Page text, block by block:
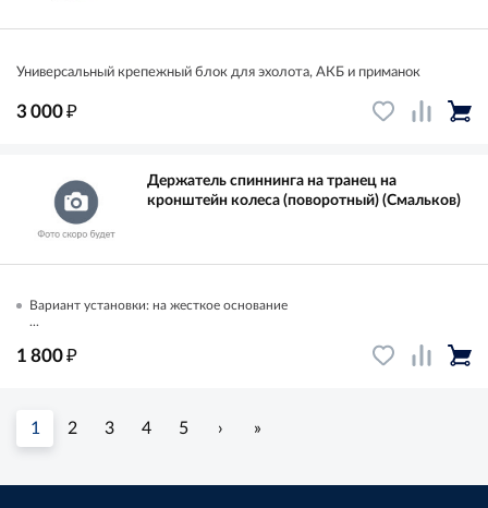
Универсальный крепежный блок для эхолота, АКБ и приманок
3 000₽
Держатель спиннинга на транец на
кронштейн колеса (поворотный) (Смальков)
Вариант установки: на жесткое основание
...
1 800₽
1 2 3 4 5 › »